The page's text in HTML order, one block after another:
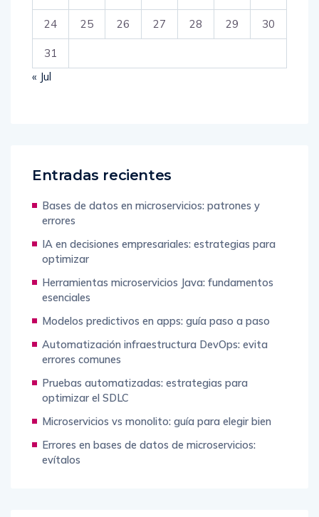
24 25 26 27 28 29 30
31
« Jul
Entradas recientes
Bases de datos en microservicios: patrones y
errores
IA en decisiones empresariales: estrategias para
optimizar
Herramientas microservicios Java: fundamentos
esenciales
Modelos predictivos en apps: guía paso a paso
Automatización infraestructura DevOps: evita
errores comunes
Pruebas automatizadas: estrategias para
optimizar el SDLC
Microservicios vs monolito: guía para elegir bien
Errores en bases de datos de microservicios:
evítalos